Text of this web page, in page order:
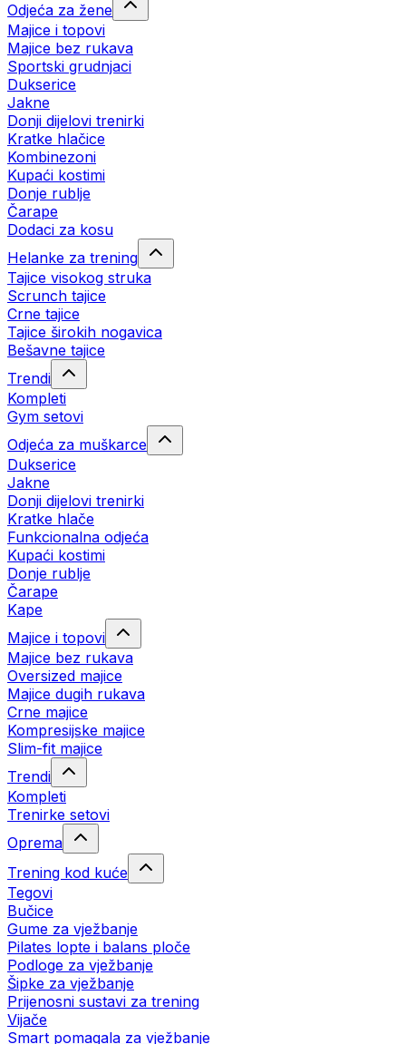
Odjeća za žene
Majice i topovi
Majice bez rukava
Sportski grudnjaci
Dukserice
Jakne
Donji dijelovi trenirki
Kratke hlačice
Kombinezoni
Kupaći kostimi
Donje rublje
Čarape
Dodaci za kosu
Helanke za trening
Tajice visokog struka
Scrunch tajice
Crne tajice
Tajice širokih nogavica
Bešavne tajice
Trendi
Kompleti
Gym setovi
Odjeća za muškarce
Dukserice
Jakne
Donji dijelovi trenirki
Kratke hlače
Funkcionalna odjeća
Kupaći kostimi
Donje rublje
Čarape
Kape
Majice i topovi
Majice bez rukava
Oversized majice
Majice dugih rukava
Crne majice
Kompresijske majice
Slim-fit majice
Trendi
Kompleti
Trenirke setovi
Oprema
Trening kod kuće
Tegovi
Bučice
Gume za vježbanje
Pilates lopte i balans ploče
Podloge za vježbanje
Šipke za vježbanje
Prijenosni sustavi za trening
Vijače
Smart pomagala za vježbanje